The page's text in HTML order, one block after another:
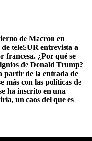
de Macron en
teleSUR entrevista a
francesa. ¿Por qué se
de Donald Trump?
partir de la entrada de
más con las políticas de
ha inscrito en una
un caos del que es